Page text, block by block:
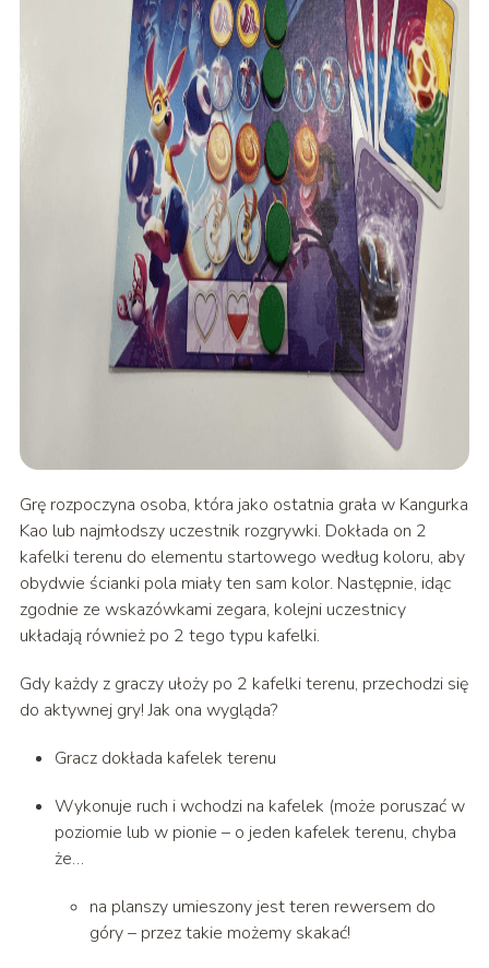
Grę rozpoczyna osoba, która jako ostatnia grała w Kangurka
Kao lub najmłodszy uczestnik rozgrywki. Dokłada on 2
kafelki terenu do elementu startowego według koloru, aby
obydwie ścianki pola miały ten sam kolor. Następnie, idąc
zgodnie ze wskazówkami zegara, kolejni uczestnicy
układają również po 2 tego typu kafelki.
Gdy każdy z graczy ułoży po 2 kafelki terenu, przechodzi się
do aktywnej gry! Jak ona wygląda?
Gracz dokłada kafelek terenu
Wykonuje ruch i wchodzi na kafelek (może poruszać w
poziomie lub w pionie – o jeden kafelek terenu, chyba
że…
na planszy umieszony jest teren rewersem do
góry – przez takie możemy skakać!